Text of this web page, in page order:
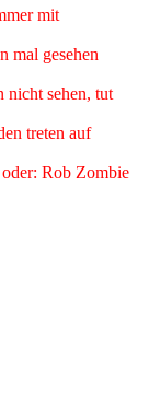
mit
mal gesehen
nicht sehen, tut
treten auf
Rob Zombie